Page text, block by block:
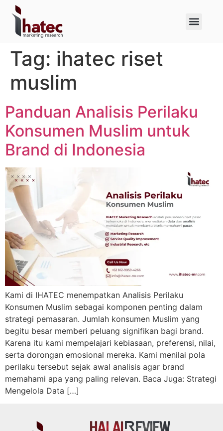
Tag: ihatec riset
muslim
Panduan Analisis Perilaku
Konsumen Muslim untuk
Brand di Indonesia
Kami di IHATEC menempatkan Analisis Perilaku
Konsumen Muslim sebagai komponen penting dalam
strategi pemasaran. Jumlah konsumen Muslim yang
begitu besar memberi peluang signifikan bagi brand.
Karena itu kami mempelajari kebiasaan, preferensi, nilai,
serta dorongan emosional mereka. Kami menilai pola
perilaku tersebut sejak awal analisis agar brand
memahami apa yang paling relevan. Baca Juga: Strategi
Mengelola Data […]